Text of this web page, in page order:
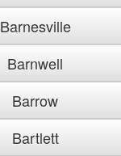
Barnesville
Barnwell
Barrow
Bartlett